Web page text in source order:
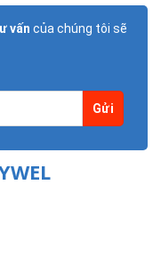
vấn của chúng tôi sẽ